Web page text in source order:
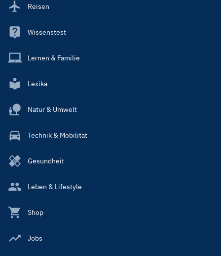
Reisen
Wissenstest
Lernen & Familie
Lexika
Natur & Umwelt
Technik & Mobilität
Gesundheit
Leben & Lifestyle
Shop
Jobs